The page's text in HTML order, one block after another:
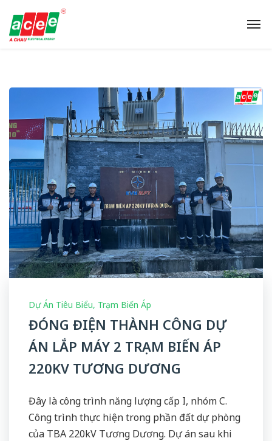
Dự Án Tiêu Biểu, Trạm Biến Áp
ĐÓNG ĐIỆN THÀNH CÔNG DỰ
ÁN LẮP MÁY 2 TRẠM BIẾN ÁP
220KV TƯƠNG DƯƠNG
Đây là công trình năng lượng cấp I, nhóm C.
Công trình thực hiện trong phần đất dự phòng
của TBA 220kV Tương Dương. Dự án sau khi